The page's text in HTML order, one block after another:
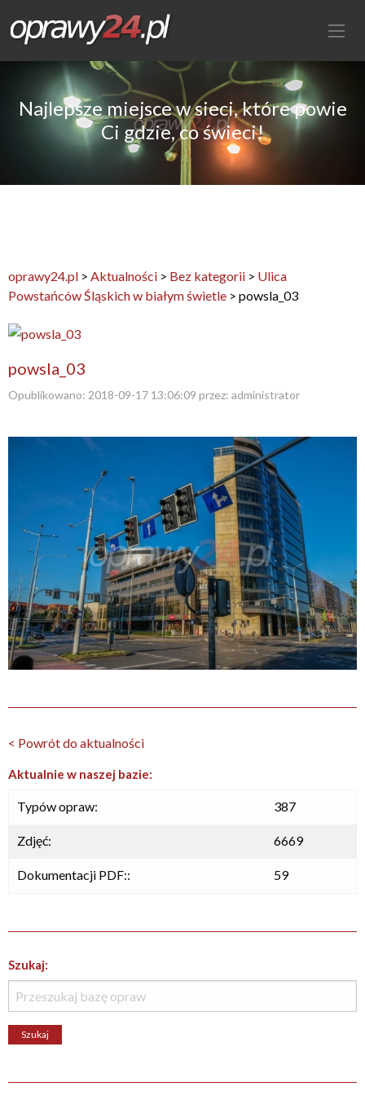
Najlepsze miejsce w sieci, które powie
Ci gdzie, co świeci!
oprawy24.pl > Aktualności > Bez kategorii > Ulica
Powstańców Śląskich w białym świetle > powsla_03
powsla_03
Opublikowano: 2018-09-17 13:06:09 przez: administrator
< Powrót do aktualności
Aktualnie w naszej bazie:
Typów opraw: 387
Zdjęć: 6669
Dokumentacji PDF:: 59
Szukaj: